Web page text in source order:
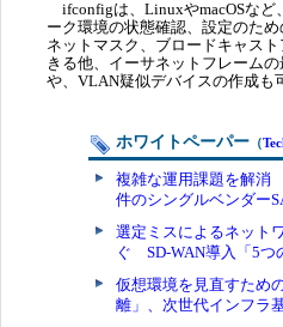
ifconfigは、LinuxやmacOSなど
ーク環境の状態確認、設定のた
ネットマスク、ブロードキャス
きる他、イーサネットフレーム
や、VLAN疑似デバイスの作成も
ホワイトペーパー （
複雑な運用課題を解消
件のシングルベンダー
選定ミスによるネット
ぐ SD-WAN導入「5つ
仮想環境を見直すため
離」、次世代インフラ